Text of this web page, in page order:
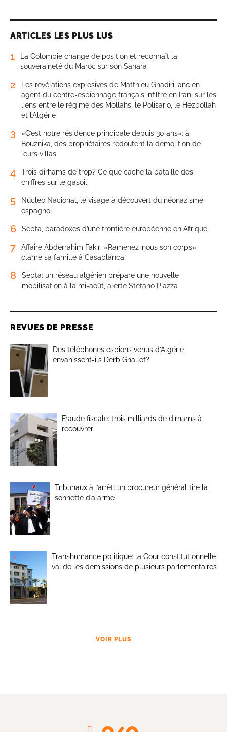
ARTICLES LES PLUS LUS
1
La Colombie change de position et reconnaît la
souveraineté du Maroc sur son Sahara
2
Les révélations explosives de Matthieu Ghadiri, ancien
agent du contre-espionnage français infiltré en Iran, sur les
liens entre le régime des Mollahs, le Polisario, le Hezbollah
et l’Algérie
3
«C’est notre résidence principale depuis 30 ans»: à
Bouznika, des propriétaires redoutent la démolition de
leurs villas
4
Trois dirhams de trop? Ce que cache la bataille des
chiffres sur le gasoil
5
Núcleo Nacional, le visage à découvert du néonazisme
espagnol
6 Sebta, paradoxes d’une frontière européenne en Afrique
7
Affaire Abderrahim Fakir: «Ramenez-nous son corps»,
clame sa famille à Casablanca
8
Sebta: un réseau algérien prépare une nouvelle
mobilisation à la mi-août, alerte Stefano Piazza
REVUES DE PRESSE
Des téléphones espions venus d’Algérie
envahissent-ils Derb Ghallef?
Fraude fiscale: trois milliards de dirhams à
recouvrer
Tribunaux à l’arrêt: un procureur général tire la
sonnette d’alarme
Transhumance politique: la Cour constitutionnelle
valide les démissions de plusieurs parlementaires
VOIR PLUS